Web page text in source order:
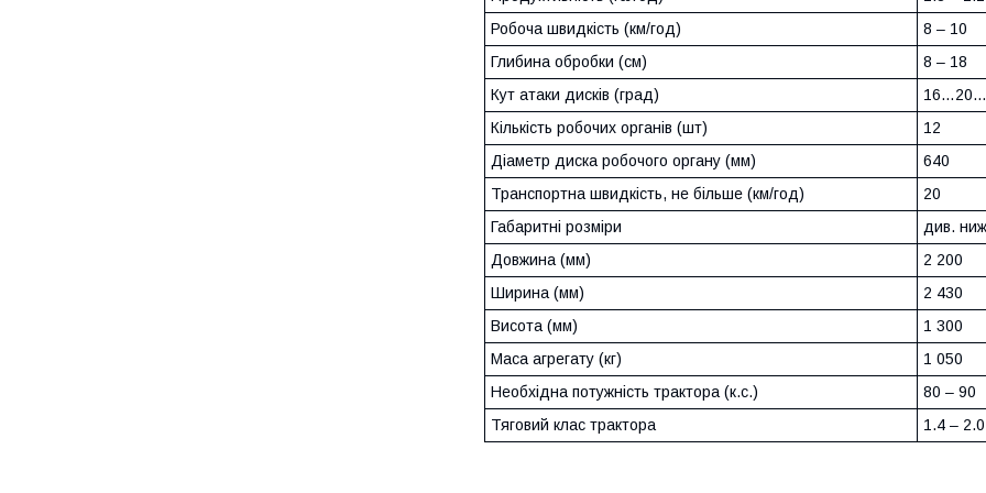
Робоча швидкість (км/год)
8 ‒ 10
Глибина обробки (см)
8 ‒ 18
Кут атаки дисків (град)
Кількість робочих органів (шт)
12
Діаметр диска робочого органу (мм)
640
Транспортна швидкість, не більше (км/год)
20
Габаритні розміри
див.
Довжина (мм)
2 200
Ширина (мм)
2 430
Висота (мм)
1 300
Маса агрегату (кг)
1 050
Необхідна потужність трактора (к.с.)
80 ‒ 90
Тяговий клас трактора
1.4 ‒ 2.0